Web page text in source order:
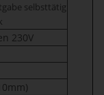
selbsttätig
230V